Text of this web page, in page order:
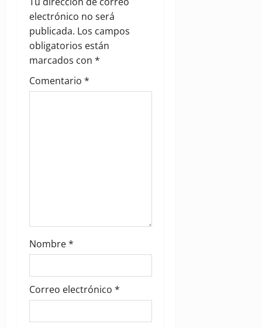
t
i
o
electrónico no será
publicada. Los campos
obligatorios están
marcados con *
Comentario *
Nombre*
Correo electrónico *